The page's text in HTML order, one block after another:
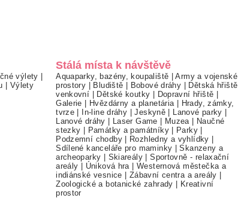
výlety |
| Výlety
Stálá místa k návštěvě
Aquaparky, bazény, koupaliště |Army a vojenské
prostory | Bludiště | Bobové dráhy | Dětská hřiště
venkovní | Dětské koutky | Dopravní hřiště |
Galerie | Hvězdárny a planetária | Hrady, zámky,
tvrze | In-line dráhy |Jeskyně | Lanové parky |
Lanové dráhy | Laser Game | Muzea | Naučné
stezky | Památky a památníky| Parky |
Podzemní chodby| Rozhledny a vyhlídky |
Sdílené kanceláře pro maminky |Skanzeny a
archeoparky | Skiareály |Sportovně - relaxační
areály | Úniková hra |Westernová městečka a
indiánské vesnice | Zábavní centra a areály |
Zoologické a botanické zahrady | Kreativní
prostor